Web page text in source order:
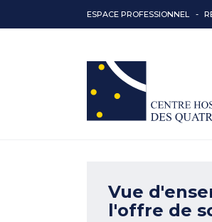
ESPACE PROFESSIONNEL
Vue
l'offre de